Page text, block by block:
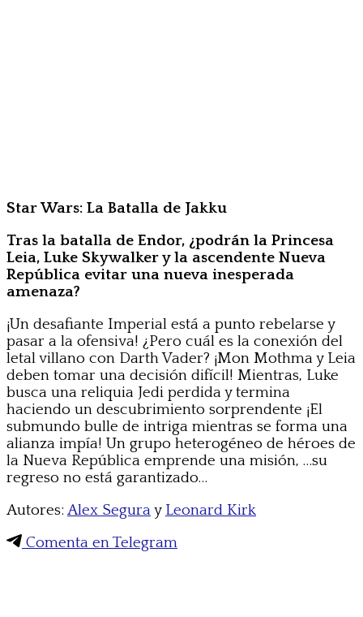
Star Wars: La Batalla de Jakku
Tras la batalla de Endor, ¿podrán la Princesa
Leia, Luke Skywalker y la ascendente Nueva
República evitar una nueva inesperada
amenaza?
¡Un desafiante Imperial está a punto rebelarse y
pasar a la ofensiva! ¿Pero cuál es la conexión del
letal villano con Darth Vader? ¡Mon Mothma y Leia
deben tomar una decisión difícil! Mientras, Luke
busca una reliquia Jedi perdida y termina
haciendo un descubrimiento sorprendente ¡El
submundo bulle de intriga mientras se forma una
alianza impía! Un grupo heterogéneo de héroes de
la Nueva República emprende una misión, …su
regreso no está garantizado…
Autores: Alex Seguray Leonard Kirk
Comenta en Telegram